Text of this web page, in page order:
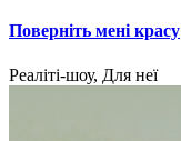
Поверніть мені красу
Реаліті-шоу, Для неї